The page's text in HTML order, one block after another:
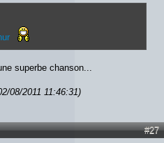
superbe chanson...
08/2011 11:46:31)
#27